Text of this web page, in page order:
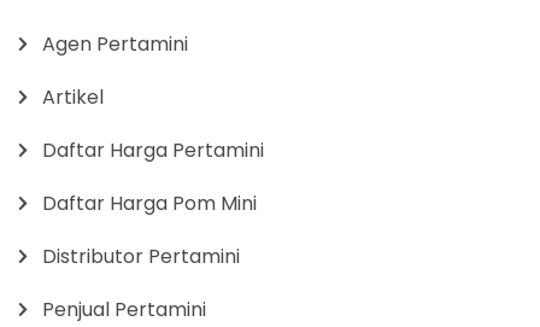
Agen Pertamini
Artikel
Daftar Harga Pertamini
Daftar Harga Pom Mini
Distributor Pertamini
Penjual Pertamini